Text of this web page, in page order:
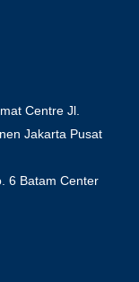
Centre Jl.
Jakarta Pusat
6 Batam Center